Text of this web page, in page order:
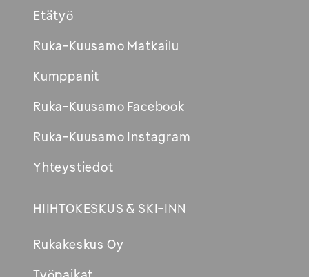
Etätyö
Ruka-Kuusamo Matkailu
Kumppanit
Ruka-Kuusamo Facebook
Ruka-Kuusamo Instagram
Yhteystiedot
HIIHTOKESKUS & SKI-INN
Rukakeskus Oy